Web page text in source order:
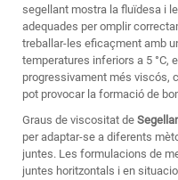
segellant mostra la fluïdesa i
adequades per omplir
treballar-les eficaçment amb
temperatures inferiors a 5 °C,
progressivament més viscós,
pot provocar la formació de
Graus de viscositat de
per adaptar-se a diferents
juntes. Les formulacions de
juntes horitzontals i en